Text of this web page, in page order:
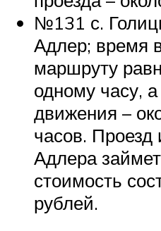
№131 с.
Адлер; время
маршруту
одному часу,
движения –
часов. Проезд
Адлера
стоимость
рублей.